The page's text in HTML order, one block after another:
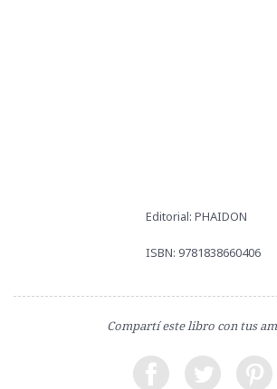
Editorial: PHAIDON
ISBN: 9781838660406
Compartí este libro con tus